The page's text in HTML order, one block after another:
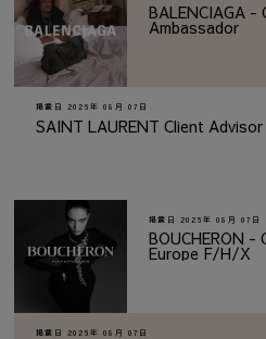
BALENCIAGA - CDI Senior Client
Ambassador
掲載日 2026年 08月 07日
SAINT LAURENT Client Advisor
掲載日 2026年 08月 07日
BOUCHERON -
Europe F/H/X
掲載日 2026年 08月 07日